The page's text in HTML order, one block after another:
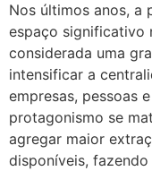
Nos últimos anos, a
espaço significativo
considerada uma
intensificar a
empresas, pessoas
protagonismo se
agregar maior
disponíveis,